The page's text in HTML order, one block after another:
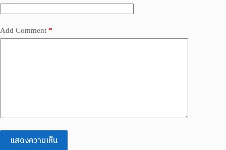
Add Comment *
แสดงความเห็น